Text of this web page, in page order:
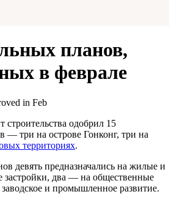
планов,
в феврале
строительства одобрил 15
— три на острове Гонконг, три на
территориях.
девять предназначались на жилые и
застройки, два — на общественные
и промышленное развитие.